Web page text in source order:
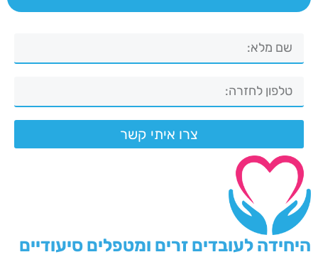
צרו איתי קשר
היחידה לעובדים זרים ומטפלים סיעודיים